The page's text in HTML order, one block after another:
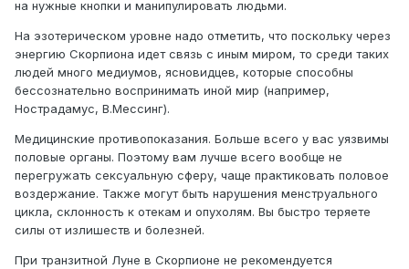
на нужные кнопки и манипулировать людьми.
На эзотерическом уровне надо отметить, что поскольку через
энергию Скорпиона идет связь с иным миром, то среди таких
людей много медиумов, ясновидцев, которые способны
бессознательно воспринимать иной мир (например,
Нострадамус, В.Мессинг).
Медицинские противопоказания. Больше всего у вас уязвимы
половые органы. Поэтому вам лучше всего вообще не
перегружать сексуальную сферу, чаще практиковать половое
воздержание. Также могут быть нарушения менструального
цикла, склонность к отекам и опухолям. Вы быстро теряете
силы от излишеств и болезней.
При транзитной Луне в Скорпионе не рекомендуется